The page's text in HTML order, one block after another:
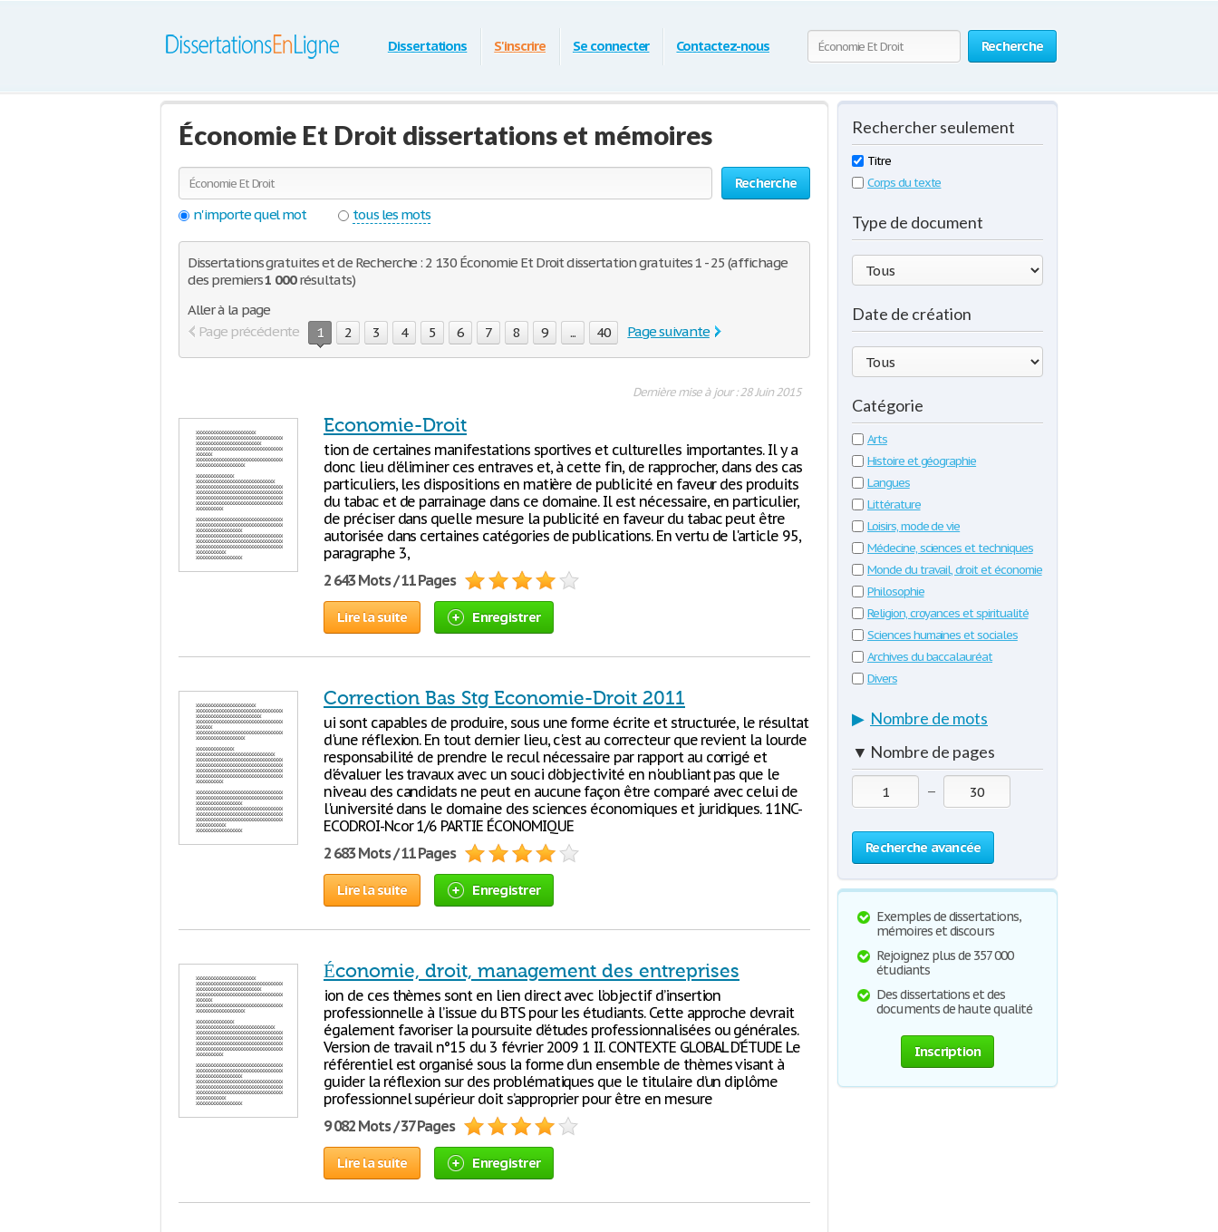
Recherche
Dissertations S'inscrire Se connecter Contactez-nous
Économie Et Droit dissertations et mémoires
Recherche
n'importe quel mot
tous les mots
Dissertations gratuites et de Recherche : 2 130 Économie Et Droit dissertation gratuites 1 - 25 (affichage
des premiers1 000résultats)
Aller à la page
Page précédente
1 2 3 4 5 6 7 8 9 ... 40 Page suivante
Dernière mise à jour : 28 Juin 2015
Economie-Droit
tion de certaines manifestations sportives et culturelles importantes. Il y a
donc lieu d'éliminer ces entraves et, à cette fin, de rapprocher, dans des cas
particuliers, les dispositions en matière de publicité en faveur des produits
du tabac et de parrainage dans ce domaine. Il est nécessaire, en particulier,
de préciser dans quelle mesure la publicité en faveur du tabac peut être
autorisée dans certaines catégories de publications. En vertu de l'article 95,
paragraphe 3,
2 643 Mots / 11 Pages
Lire la suite Enregistrer
Correction Bas Stg Economie-Droit 2011
ui sont capables de produire, sous une forme écrite et structurée, le résultat
d'une réflexion. En tout dernier lieu, c'est au correcteur que revient la lourde
responsabilité de prendre le recul nécessaire par rapport au corrigé et
d'évaluer les travaux avec un souci d'objectivité en n'oubliant pas que le
niveau des candidats ne peut en aucune façon être comparé avec celui de
l'université dans le domaine des sciences économiques et juridiques. 11NC-
ECODROI-Ncor 1/6 PARTIE ÉCONOMIQUE
2 683 Mots / 11 Pages
Lire la suite Enregistrer
Économie, droit, management des entreprises
ion de ces thèmes sont en lien direct avec l’objectif d’insertion
professionnelle à l’issue du BTS pour les étudiants. Cette approche devrait
également favoriser la poursuite d’études professionnalisées ou générales.
Version de travail n°15 du 3 février 2009 1 II. CONTEXTE GLOBAL D’ÉTUDE Le
référentiel est organisé sous la forme d’un ensemble de thèmes visant à
guider la réflexion sur des problématiques que le titulaire d’un diplôme
professionnel supérieur doit s’approprier pour être en mesure
9 082 Mots / 37 Pages
Lire la suite Enregistrer
Rechercher seulement
Titre
Corps du texte
Type de document
Date de création
Catégorie
Arts
Histoire et géographie
Langues
Littérature
Loisirs, mode de vie
Médecine, sciences et techniques
Monde du travail, droit et économie
Philosophie
Religion, croyances et spiritualité
Sciences humaines et sociales
Archives du baccalauréat
Divers
▶ Nombre de mots
▼ Nombre de pages
—
Recherche avancée
Exemples de dissertations,
mémoires et discours
Rejoignez plus de 357 000
étudiants
Des dissertations et des
documents de haute qualité
Inscription